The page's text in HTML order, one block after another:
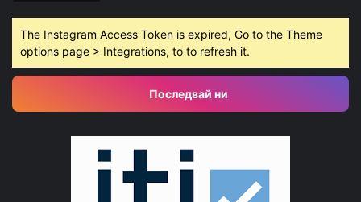
The Instagram Access Token is expired, Go to the Theme
options page > Integrations, to to refresh it.
Последвай ни